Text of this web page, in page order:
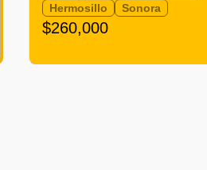
Hermosillo
Sonora
$260,000